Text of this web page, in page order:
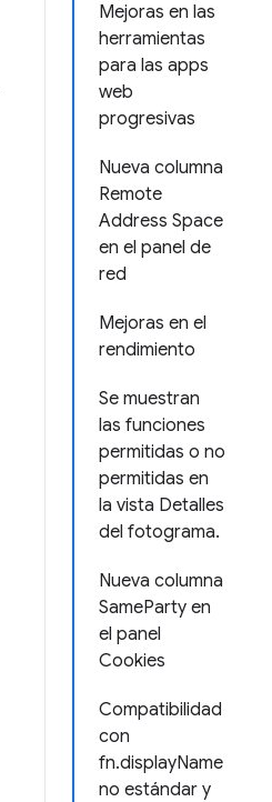
Mejoras en las
herramientas
para las apps
web
progresivas
Nueva columna
Remote
Address Space
en el panel de
red
Mejoras en el
rendimiento
Se muestran
las funciones
permitidas o no
permitidas en
la vista Detalles
del fotograma.
Nueva columna
SameParty en
el panel
Cookies
Compatibilidad
con
fn.displayName
no estándar y